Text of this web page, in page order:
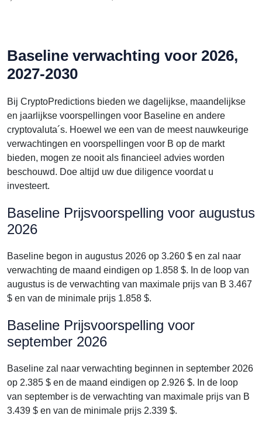
Baseline verwachting voor 2026,
2027-2030
Bij CryptoPredictions bieden we dagelijkse, maandelijkse
en jaarlijkse voorspellingen voor Baseline en andere
cryptovaluta´s. Hoewel we een van de meest nauwkeurige
verwachtingen en voorspellingen voor B op de markt
bieden, mogen ze nooit als financieel advies worden
beschouwd. Doe altijd uw due diligence voordat u
investeert.
Baseline Prijsvoorspelling voor augustus
2026
Baseline begon in augustus 2026 op 3.260 $ en zal naar
verwachting de maand eindigen op 1.858 $. In de loop van
augustus is de verwachting van maximale prijs van B 3.467
$ en van de minimale prijs 1.858 $.
Baseline Prijsvoorspelling voor
september 2026
Baseline zal naar verwachting beginnen in september 2026
op 2.385 $ en de maand eindigen op 2.926 $. In de loop
van september is de verwachting van maximale prijs van B
3.439 $ en van de minimale prijs 2.339 $.